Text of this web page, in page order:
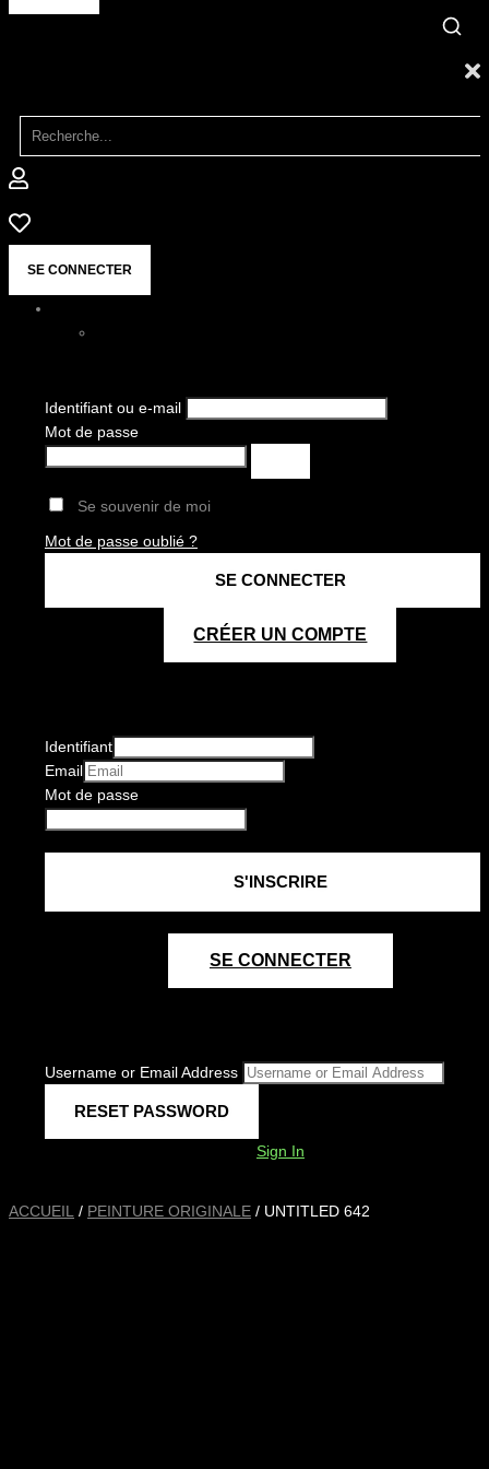
SE CONNECTER
Identifiant ou e-mail
Mot de passe
Se souvenir de moi
Mot de passe oublié ?
CRÉER UN COMPTE
Identifiant
Email
Mot de passe
SE CONNECTER
Username or Email Address
Sign In
ACCUEIL / PEINTURE ORIGINALE / UNTITLED 642